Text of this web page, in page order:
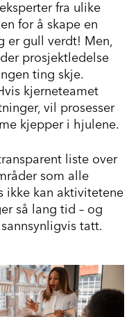
fra ulike
for å skape en
er gull verdt! Men,
prosjektledelse
ting skje.
kjerneteamet
vil prosesser
kjepper i hjulene.
liste over
som alle
ikke kan aktivitetene
så lang tid – og
tatt.